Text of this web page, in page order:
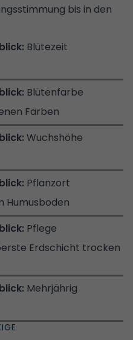
bis in den
Blütezeit
Blütenfarbe
Farben
Wuchshöhe
Pflanzort
Humusboden
Pflege
Erdschicht trocken
Mehrjährig